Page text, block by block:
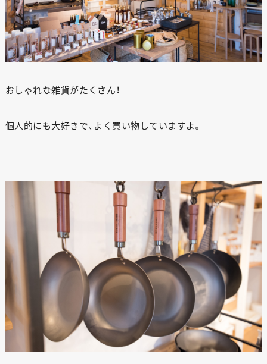
おしゃれな雑貨がたくさん！
個人的にも大好きで、よく買い物していますよ。